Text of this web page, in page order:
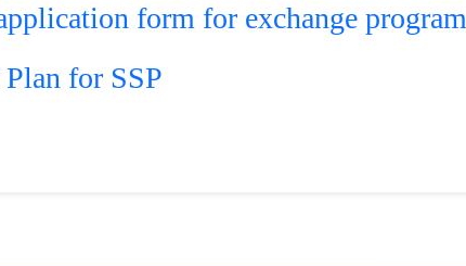
form for exchange program
for SSP